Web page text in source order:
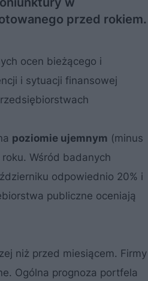
przed rokiem.
ocen bieżącego i
i sytuacji finansowej
poziomie ujemnym (minus
Wśród badanych
odpowiednio 20% i
publiczne oceniają
niż przed miesiącem. Firmy
Ogólna prognoza portfela